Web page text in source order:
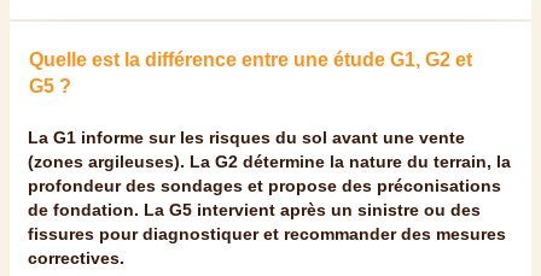
Quelle est la différence entre une étude G1, G2 et
G5 ?
La G1 informe sur les risques du sol avant une vente
(zones argileuses). La G2 détermine la nature du terrain, la
profondeur des sondages et propose des préconisations
de fondation. La G5 intervient après un sinistre ou des
fissures pour diagnostiquer et recommander des mesures
correctives.